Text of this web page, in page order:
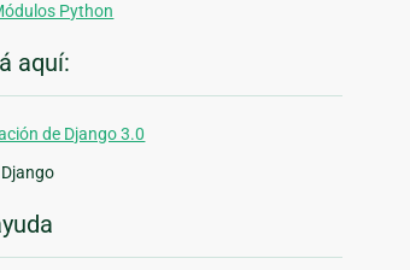
Python
aquí:
de Django 3.0
Django